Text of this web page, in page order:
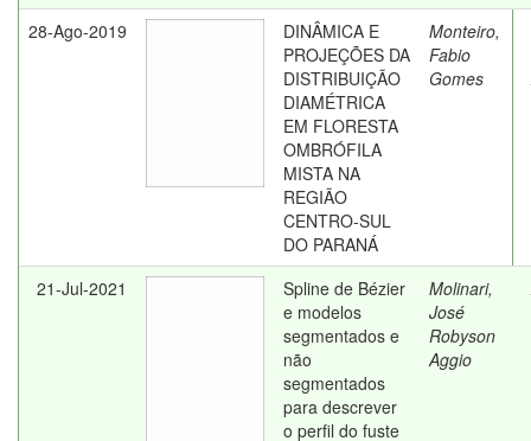
28-Ago-2019
DINÂMICA E
PROJEÇÕES DA
DISTRIBUIÇÃO
DIAMÉTRICA
EM FLORESTA
OMBRÓFILA
MISTA NA
REGIÃO
CENTRO-SUL
DO PARANÁ
Monteiro,
Fabio
Gomes
21-Jul-2021
Spline de Bézier
e modelos
segmentados e
não
segmentados
para descrever
o perfil do fuste
Molinari,
José
Robyson
Aggio